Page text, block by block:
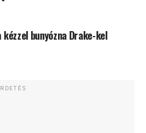
bunyózna Drake-kel